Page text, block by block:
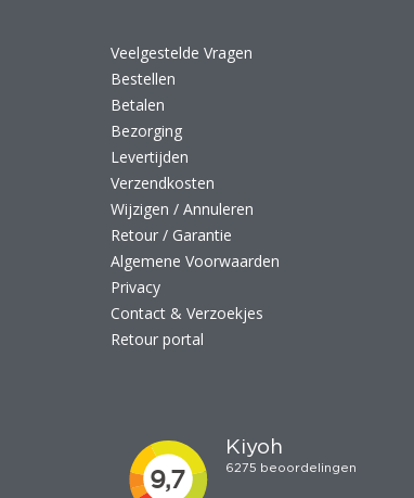
Veelgestelde Vragen
Bestellen
Betalen
Bezorging
Levertijden
Verzendkosten
Wijzigen / Annuleren
Retour / Garantie
Algemene Voorwaarden
Privacy
Contact & Verzoekjes
Retour portal